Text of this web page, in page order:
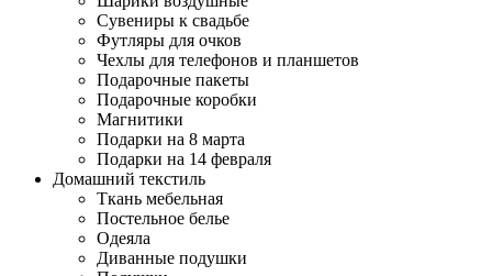
Сувениры к свадьбе
Футляры для очков
Чехлы для телефонов и планшетов
Подарочные пакеты
Подарочные коробки
Магнитики
Подарки на 8 марта
Подарки на 14 февраля
Домашний текстиль
Ткань мебельная
Постельное белье
Одеяла
Диванные подушки